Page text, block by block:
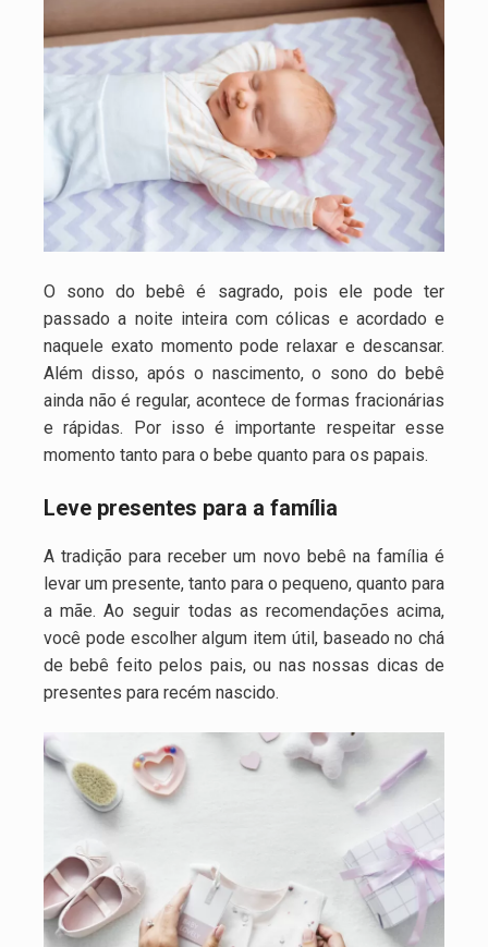
O sono do bebê é sagrado, pois ele pode ter
passado a noite inteira com cólicas e acordado e
naquele exato momento pode relaxar e descansar.
Além disso, após o nascimento, o sono do bebê
ainda não é regular, acontece de formas fracionárias
e rápidas. Por isso é importante respeitar esse
momento tanto para o bebe quanto para os papais.
Leve presentes para a família
A tradição para receber um novo bebê na família é
levar um presente, tanto para o pequeno, quanto para
a mãe. Ao seguir todas as recomendações acima,
você pode escolher algum item útil, baseado no chá
de bebê feito pelos pais, ou nas nossas dicas de
presentes para recém nascido.